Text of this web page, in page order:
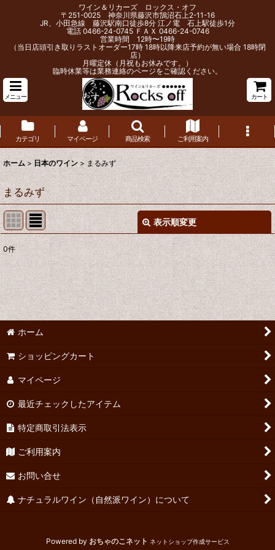
ワイン＆リカーズ ロックス・オフ
〒251-0025 神奈川県藤沢市鵠沼石上2-11-16
JR、小田急線 藤沢駅南口徒歩8分 江ノ電 石上駅徒歩1分
電話 0466-24-0745 ＦＡＸ 0466-24-0746
営業時間 12時〜19時
（当日店頭引き取りラストオーダー17時 18時以降来店予約が無い場合 18時閉
店）
月曜定休（月祝もお休みです。）
臨時休業等は業務連絡のページをご確認ください。
メニュー カート
カテゴリ マイページ 商品検索 ご利用案内
ホーム > 日本のワイン > まるみず
まるみず
表示順変更
表示数 :
並び順 :
0件
ホーム
ショッピングカート
マイページ
最近チェックしたアイテム
特定商取引法表示
ご利用案内
お問い合せ
ナチュラルワイン（自然派ワイン）について
Powered by おちゃのこネット ネットショップ作成サービス